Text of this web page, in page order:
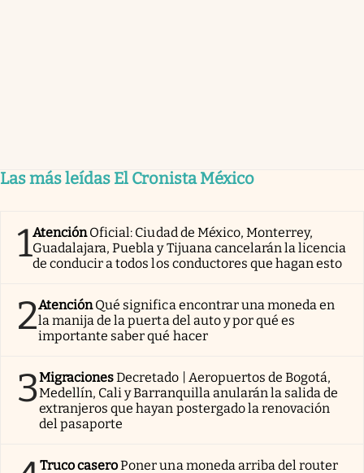
Las más leídas El Cronista México
1AtenciónOficial: Ciudad de México, Monterrey,
Guadalajara, Puebla y Tijuana cancelarán la licencia
de conducir a todos los conductores que hagan esto
2AtenciónQué significa encontrar una moneda en
la manija de la puerta del auto y por qué es
importante saber qué hacer
3MigracionesDecretado | Aeropuertos de Bogotá,
Medellín, Cali y Barranquilla anularán la salida de
extranjeros que hayan postergado la renovación
del pasaporte
Truco caseroPoner una moneda arriba del router